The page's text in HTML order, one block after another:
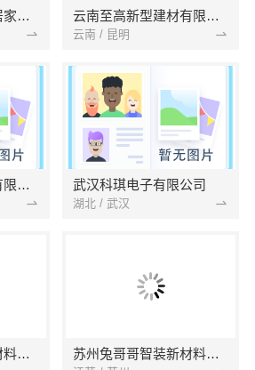
南京市浦口区好邻居家政服务中心 云南至高新型建材有限公司
云南 / 昆明
上海芸英工业皮带有限公司 武汉科琪电子有限公司
湖北 / 武汉
江西圣匠新型环保材料有限公司 苏州兔哥哥智装新材料有限公司